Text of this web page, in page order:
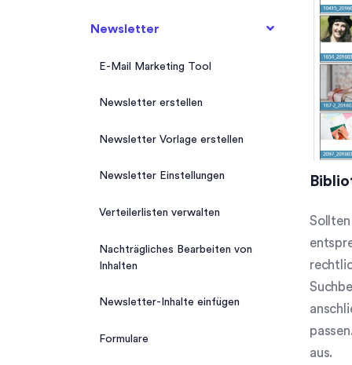
Dublettenerkennung
Import/Export
Kontakte exportieren
Kontakte importieren
Kontakte exportieren
Kontaktinformationen
Kontakttyp definieren
Kontakte/Kontaktgruppen
Kontakte – Bestellungen
Kosten verwalten
Kostenverwaltung
Eigene Felder
Eigene Tabs/Widgets erstellen
Registerkarten hinzufügen
Schnellzugriffsleiste
Menü/Navigation anpassen
Novartis/Sandoz Quicklinks
Newsletter
E-Mail Marketing Tool
Newsletter erstellen
Newsletter Vorlage erstellen
Newsletter Einstellungen
Verteilerlisten verwalten
Nachträgliches Bearbeiten von
Inhalten
Newsletter-Inhalte einfügen
Formulare
aus.